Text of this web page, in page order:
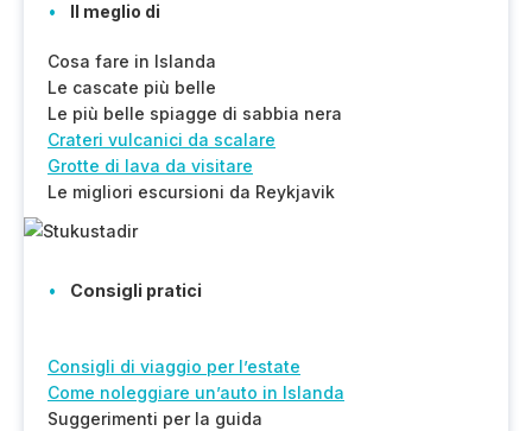
Il meglio di
Cosa fare in Islanda
Le cascate più belle
Le più belle spiagge di sabbia nera
Crateri vulcanici da scalare
Grotte di lava da visitare
Le migliori escursioni da Reykjavik
Consigli pratici
Consigli di viaggio per l’estate
Come noleggiare un’auto in Islanda
Suggerimenti per la guida